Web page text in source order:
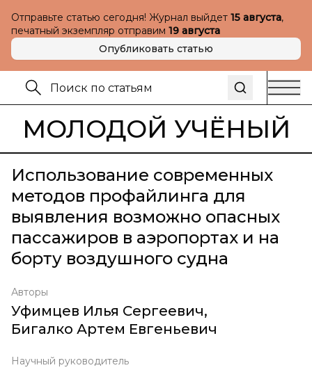
Отправьте статью сегодня! Журнал выйдет 15 августа,
печатный экземпляр отправим 19 августа
Опубликовать статью
МОЛОДОЙ УЧЁНЫЙ
Использование современных
методов профайлинга для
выявления возможно опасных
пассажиров в аэропортах и на
борту воздушного судна
Авторы
Уфимцев Илья Сергеевич,
Бигалко Артем Евгеньевич
Научный руководитель